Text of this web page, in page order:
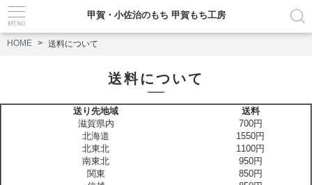
甲賀・小佐治のもち 甲賀もち工房
HOME 送料について
送料について
送り先地域
送料
滋賀県内
700円
北海道
1550円
北東北
1100円
南東北
950円
関東
850円